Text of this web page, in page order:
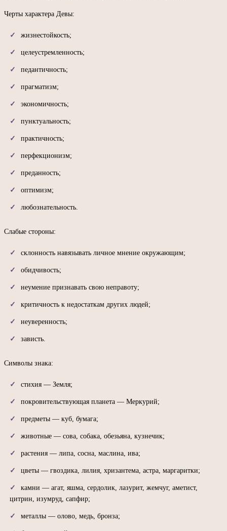
Черты характера Девы:
жизнестойкость;
целеустремленность;
педантичность;
прагматизм;
экономичность;
пунктуальность;
практичность;
перфекционизм;
преданность;
оптимизм;
любознательность.
Слабые стороны:
склонность навязывать личное мнение окружающим;
обидчивость;
неумение признавать свою неправоту;
критичность к недостаткам других людей;
неуверенность;
зависть.
Символы знака:
стихия — Земля;
покровительствующая планета — Меркурий;
предметы — куб, бумага;
животные — сова, собака, обезьяна, кузнечик;
растения — липа, сосна, маслина, ива;
цветы — гвоздика, лилия, хризантема, астра, маргаритки;
камни — агат, яшма, сердолик, лазурит, жемчуг, аметист,
цитрин, изумруд, сапфир;
металлы — олово, медь, бронза;